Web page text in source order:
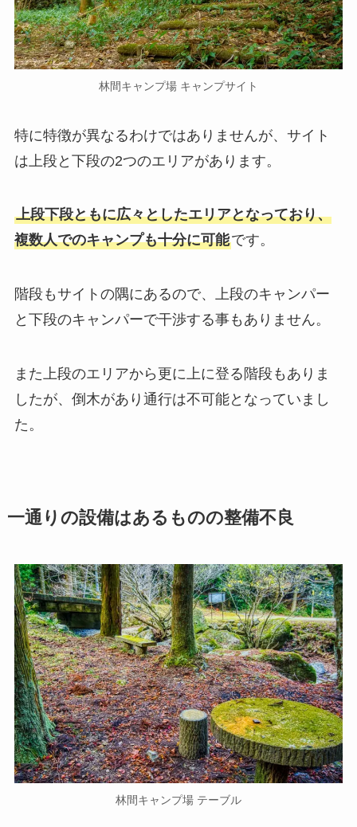
林間キャンプ場 キャンプサイト
特に特徴が異なるわけではありませんが、サイト
は上段と下段の2つのエリアがあります。
上段下段ともに広々としたエリアとなっており、
複数人でのキャンプも十分に可能です。
階段もサイトの隅にあるので、上段のキャンパー
と下段のキャンパーで干渉する事もありません。
また上段のエリアから更に上に登る階段もありま
したが、倒木があり通行は不可能となっていまし
た。
一通りの設備はあるものの整備不良
林間キャンプ場 テーブル